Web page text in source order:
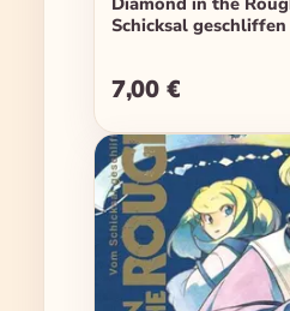
Schicksal
Regulärer Preis:
7,00 €